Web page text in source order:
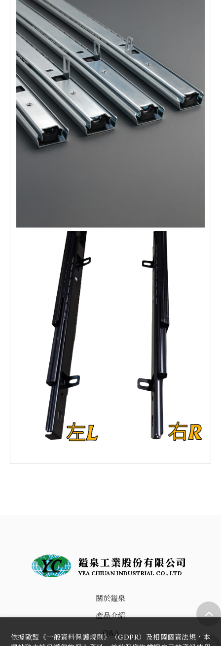
鎰泉工業股份有限公司
YEA CHIUAN INDUSTRIAL CO., LTD
關於鎰泉
產品介紹
Q&A
依據歐盟《一般資料保護規則》（GDPR）及相關個資法規，本